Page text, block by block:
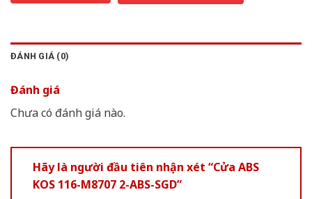
ĐÁNH GIÁ (0)
Đánh giá
Chưa có đánh giá nào.
Hãy là người đầu tiên nhận xét “Cửa ABS
KOS 116-M8707 2-ABS-SGD”